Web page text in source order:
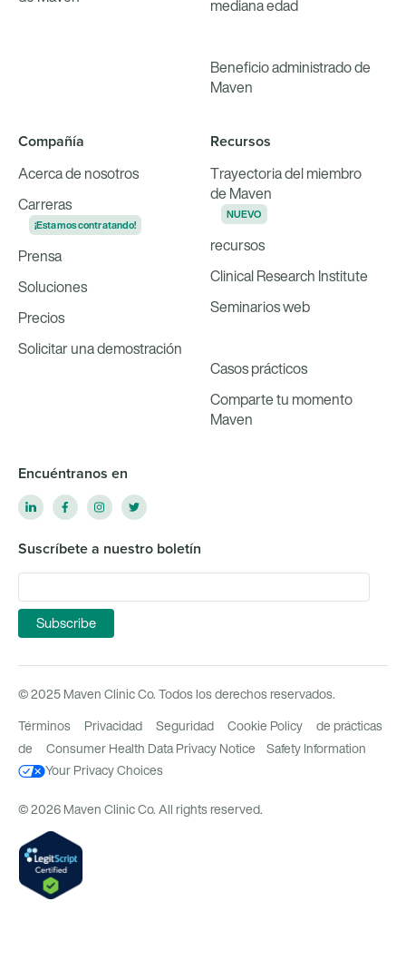
mediana edad
Beneficio administrado de
Maven
Compañía
Acerca de nosotros
Carreras
¡Estamos contratando!
Prensa
Soluciones
Precios
Solicitar una demostración
Recursos
Trayectoria del miembro
de Maven
NUEVO
recursos
Clinical Research Institute
Seminarios web
Casos prácticos
Comparte tu momento
Maven
Encuéntranos en
Suscríbete a nuestro boletín
© 2025 Maven Clinic Co. Todos los derechos reservados.
Términos Privacidad Seguridad Cookie Policy
de prácticas
de
Consumer Health Data Privacy Notice
Safety Information
Your Privacy Choices
© 2026 Maven Clinic Co. All rights reserved.